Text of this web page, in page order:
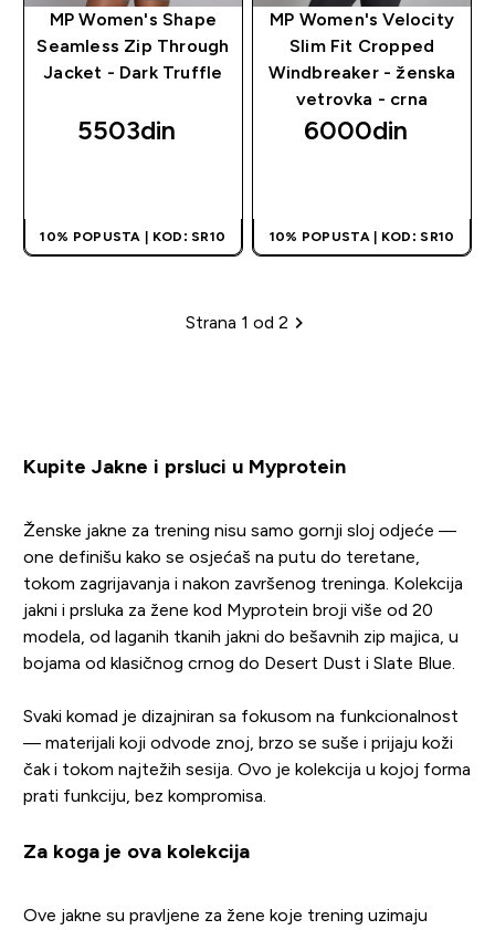
MP Women's Shape
Seamless Zip Through
Jacket - Dark Truffle
5503din‎
10% POPUSTA | KOD: SR10
MP Women's Velocity
Slim Fit Cropped
Windbreaker - ženska
vetrovka - crna
6000din‎
10% POPUSTA | KOD: SR10
Sadržina
Strana 1 od 2
Kupite Jakne i prsluci u Myprotein
Ženske jakne za trening nisu samo gornji sloj odjeće —
one definišu kako se osjećaš na putu do teretane,
tokom zagrijavanja i nakon završenog treninga. Kolekcija
jakni i prsluka za žene kod Myprotein broji više od 20
modela, od laganih tkanih jakni do bešavnih zip majica, u
bojama od klasičnog crnog do Desert Dust i Slate Blue.
Svaki komad je dizajniran sa fokusom na funkcionalnost
— materijali koji odvode znoj, brzo se suše i prijaju koži
čak i tokom najtežih sesija. Ovo je kolekcija u kojoj forma
prati funkciju, bez kompromisa.
Za koga je ova kolekcija
Ove jakne su pravljene za žene koje trening uzimaju